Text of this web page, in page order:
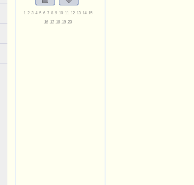
1 2 3 4 5 6 7 8 9 10 11 12 13 14 15
16 17 18 19 20